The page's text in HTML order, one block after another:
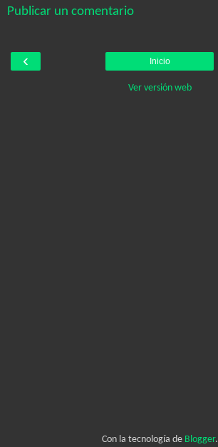
Publicar un comentario
‹ Inicio
Ver versión web
Con la tecnología de Blogger.